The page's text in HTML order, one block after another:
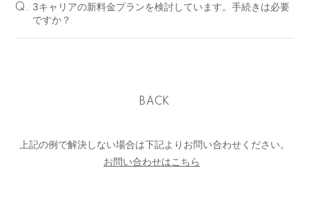
Q. 3キャリアの新料金プランを検討しています。手続きは必要
ですか？
BACK
上記の例で解決しない場合は下記よりお問い合わせください。
お問い合わせはこちら